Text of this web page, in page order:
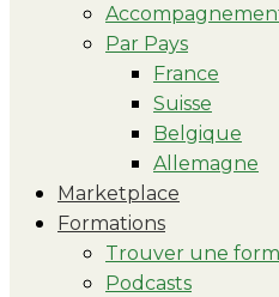
Par Pays
France
Suisse
Belgique
Allemagne
Marketplace
Formations
Trouver une
Podcasts